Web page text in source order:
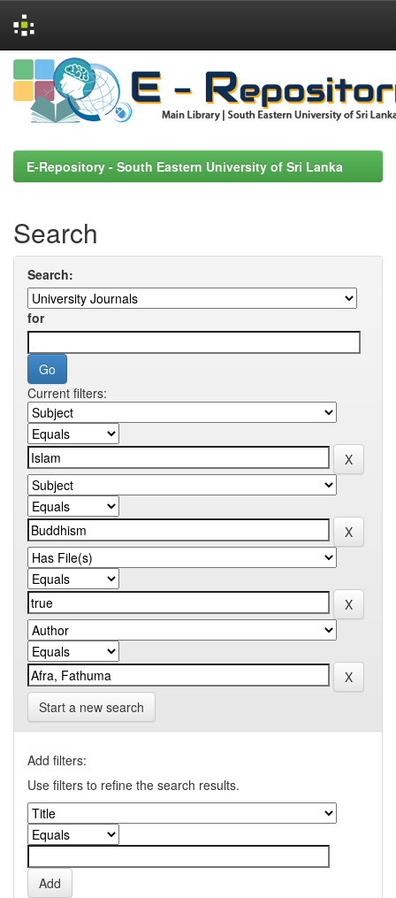
Skip
navigation
E-Repository - South Eastern University of Sri Lanka
Search
Search:
for
Current filters:
Start a new search
Add filters:
Use filters to refine the search results.